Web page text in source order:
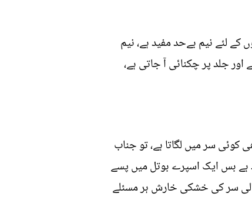
کے لئے نیم بےحد مفید ہے، نیم
جلد پر چکنائی آ جاتی ہے،
سر میں لگاتا ہے، تو جناب
ہے بس ایک اسپرے بوتل میں پسے
والی سر کی خشکی خارش ہر مسئلے